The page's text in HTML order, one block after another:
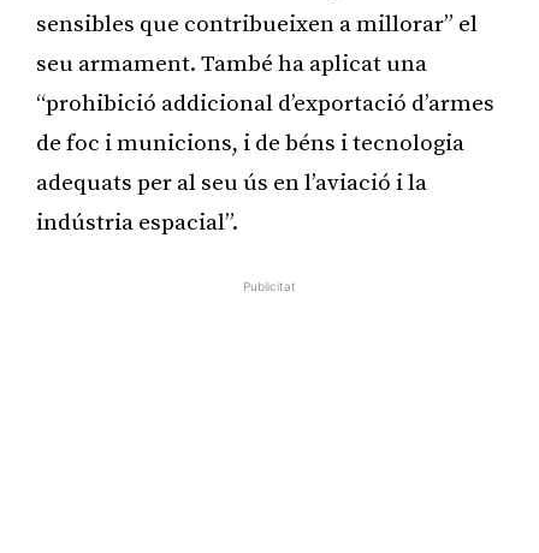
sensibles que contribueixen a millorar” el
seu armament. També ha aplicat una
“prohibició addicional d’exportació d’armes
de foc i municions, i de béns i tecnologia
adequats per al seu ús en l’aviació i la
indústria espacial”.
Publicitat